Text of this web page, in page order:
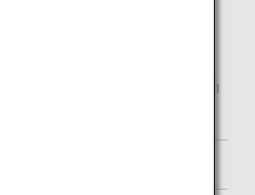
Flugnummer gekennzeichnet. Eventuell